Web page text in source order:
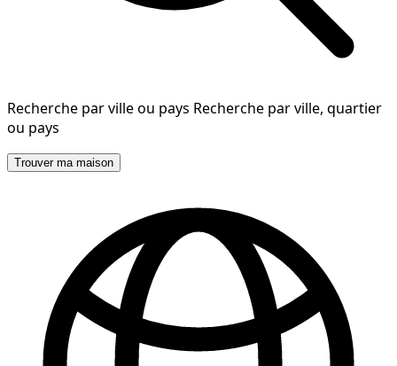
Recherche par ville ou pays Recherche par ville, quartier
ou pays
Trouver ma maison